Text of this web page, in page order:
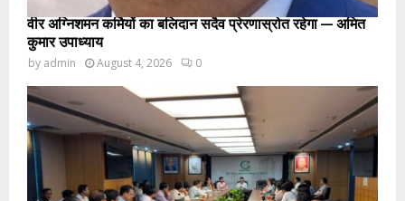
वीर अग्निशमन कर्मियों का बलिदान सदैव प्रेरणास्रोत रहेगा — अमित
कुमार उपाध्याय
by admin August 4, 2026 0